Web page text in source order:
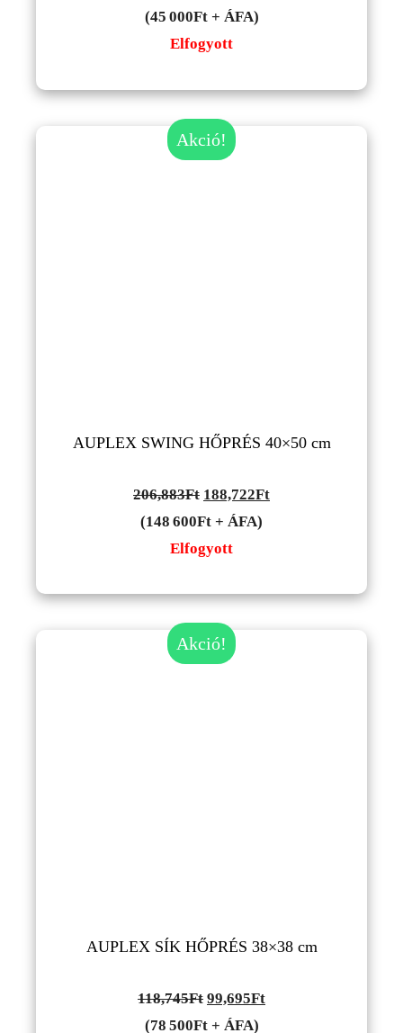
price
was:
(45 000Ft + ÁFA)
Elfogyott
Akció!
AUPLEX SWING HŐPRÉS 40×50 cm
206,883Ft Original
price
was:
188,722FtCurrent
(148 600Ft + ÁFA)
Elfogyott
Akció!
AUPLEX SÍK HŐPRÉS 38×38 cm
118,745Ft Original
price
99,695FtCurrent
(78 500Ft + ÁFA)